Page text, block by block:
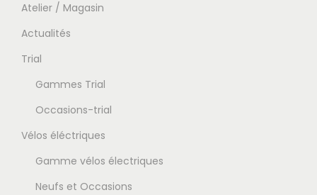
Atelier / Magasin
Actualités
Trial
Gammes Trial
Occasions-trial
Vélos éléctriques
Gamme vélos électriques
Neufs et Occasions